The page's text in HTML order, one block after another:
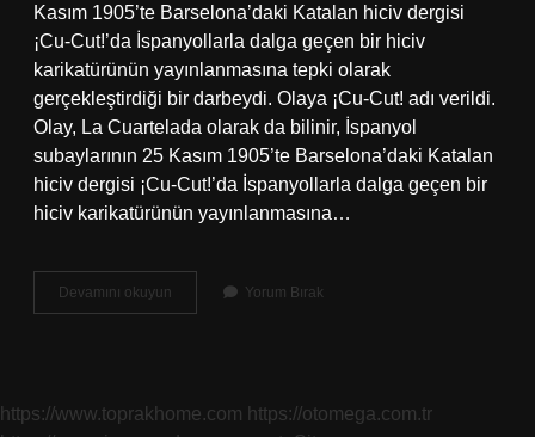
Kasım 1905’te Barselona’daki Katalan hiciv dergisi
¡Cu-Cut!’da İspanyollarla dalga geçen bir hiciv
karikatürünün yayınlanmasına tepki olarak
gerçekleştirdiği bir darbeydi. Olaya ¡Cu-Cut! adı verildi.
Olay, La Cuartelada olarak da bilinir, İspanyol
subaylarının 25 Kasım 1905’te Barselona’daki Katalan
hiciv dergisi ¡Cu-Cut!’da İspanyollarla dalga geçen bir
hiciv karikatürünün yayınlanmasına…
Devamını okuyun
Argo
Yorum Bırak
https://www.toprakhome.com https://otomega.com.tr